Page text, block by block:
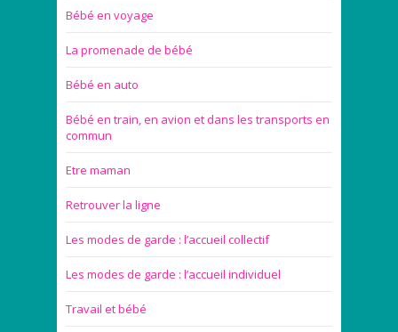
Bébé en voyage
La promenade de bébé
Bébé en auto
Bébé en train, en avion et dans les transports en
commun
Etre maman
Retrouver la ligne
Les modes de garde : l’accueil collectif
Les modes de garde : l’accueil individuel
Travail et bébé